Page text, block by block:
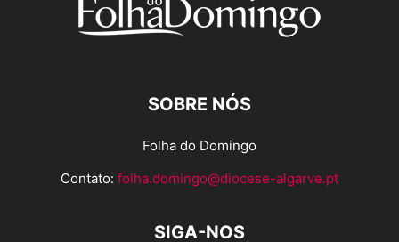
SOBRE NÓS
Folha do Domingo
Contato: folha.domingo@diocese-algarve.pt
SIGA-NOS